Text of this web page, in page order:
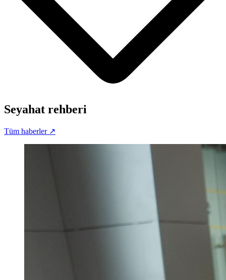
Seyahat rehberi
Tüm haberler ↗